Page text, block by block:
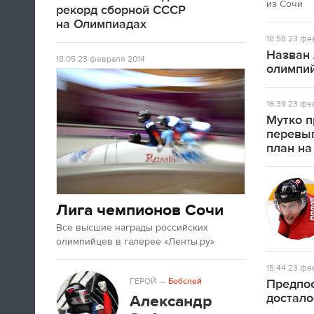
А если вы устали от соревнований за
последние недели, то вот
09:33
Третьяк сказал, что Олега Знарока в
сборной России не будет.
09:13
Салют после церемонии закрытия
рекорд сборной СССР
на Олимпиадах
18:0523 февраля 2014
Лига чемпионов Сочи
Все высшие награды российских
олимпийцев в галерее «Ленты.ру»
ГЕРОЙ —Бобслей
Александр
из Сочи
18:5823
Назван
16:3923
Мутко
план
15:4423